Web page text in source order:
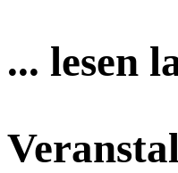
... lesen